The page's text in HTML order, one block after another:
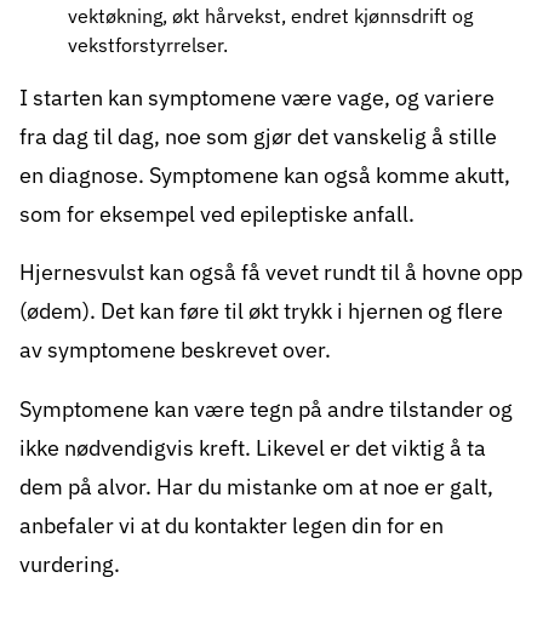
vektøkning, økt hårvekst, endret kjønnsdrift og
vekstforstyrrelser.
I starten kan symptomene være vage, og variere
fra dag til dag, noe som gjør det vanskelig å stille
en diagnose. Symptomene kan også komme akutt,
som for eksempel ved epileptiske anfall.
Hjernesvulst kan også få vevet rundt til å hovne opp
(ødem). Det kan føre til økt trykk i hjernen og flere
av symptomene beskrevet over.
Symptomene kan være tegn på andre tilstander og
ikke nødvendigvis kreft. Likevel er det viktig å ta
dem på alvor. Har du mistanke om at noe er galt,
anbefaler vi at du kontakter legen din for en
vurdering.